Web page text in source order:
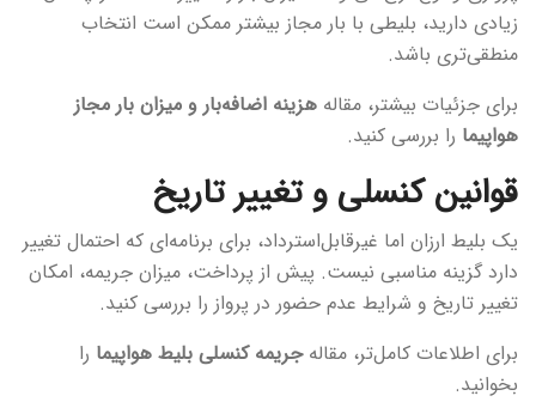
زیادی دارید، بلیطی با بار مجاز بیشتر ممکن است انتخاب
منطقی‌تری باشد.
برای جزئیات بیشتر، مقاله هزینه اضافه‌بار و میزان بار مجاز
هواپیما را بررسی کنید.
قوانین کنسلی و تغییر تاریخ
یک بلیط ارزان اما غیرقابل‌استرداد، برای برنامه‌ای که احتمال تغییر
دارد گزینه مناسبی نیست. پیش از پرداخت، میزان جریمه، امکان
تغییر تاریخ و شرایط عدم حضور در پرواز را بررسی کنید.
برای اطلاعات کامل‌تر، مقالهجریمه کنسلی بلیط هواپیما را
بخوانید.